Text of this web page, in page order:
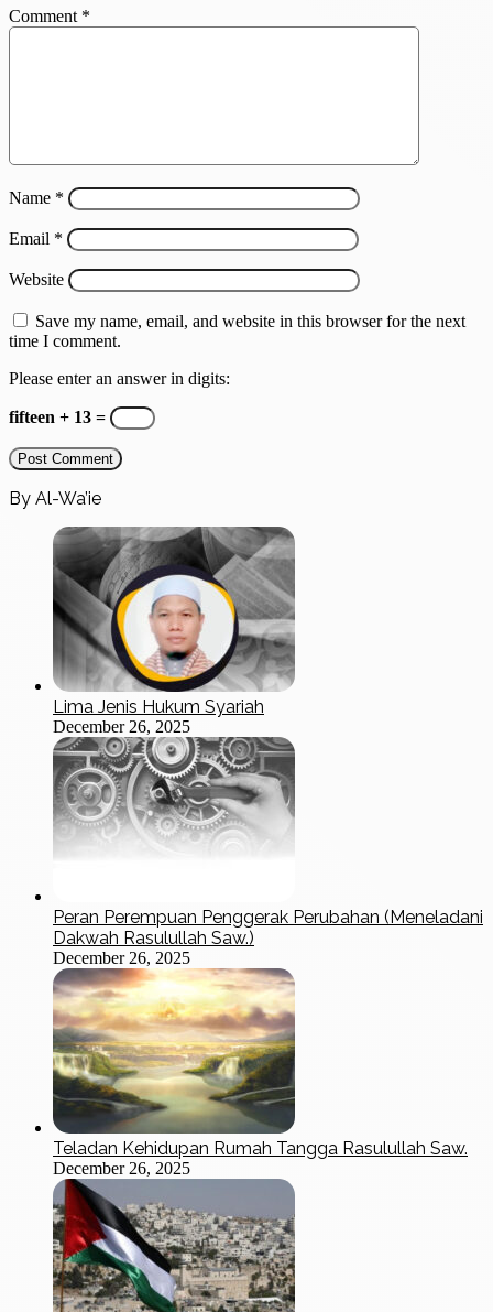
Comment *
Name *
Email *
Website
Save my name, email, and website in this browser for the next
time I comment.
Please enter an answer in digits:
fifteen + 13 =
By Al-Wa’ie
Lima Jenis Hukum Syariah
December 26, 2025
Peran Perempuan Penggerak Perubahan (Meneladani
Dakwah Rasulullah Saw.)
December 26, 2025
Teladan Kehidupan Rumah Tangga Rasulullah Saw.
December 26, 2025